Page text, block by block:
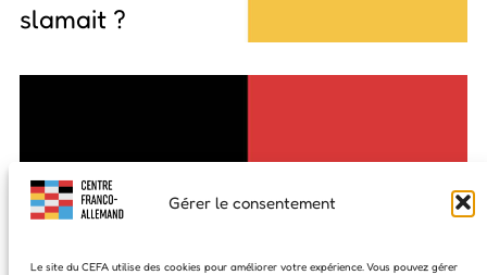
Gérer le consentement
Le site du CEFA utilise des cookies pour améliorer votre expérience. Vous pouvez gérer
slamait ?